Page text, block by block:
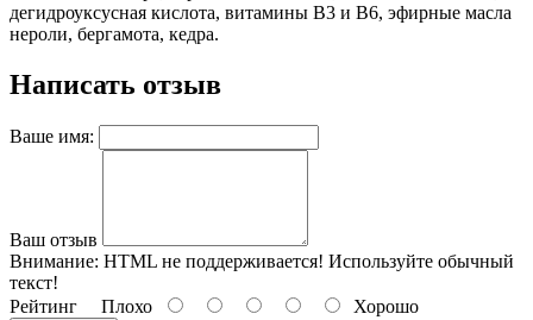
дегидроуксусная кислота, витамины В3 и В6, эфирные масла
нероли, бергамота, кедра.
Написать отзыв
Ваше имя:
Ваш отзыв
Внимание: HTML не поддерживается! Используйте обычный
текст!
Рейтинг Плохо Хорошо